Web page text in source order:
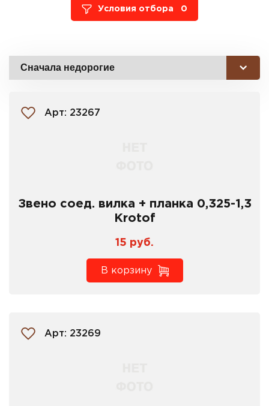
Условия отбора 0
Арт: 23267
Звено соед. вилка + планка 0,325-1,3
Krotof
15 руб.
В корзину
Арт: 23269